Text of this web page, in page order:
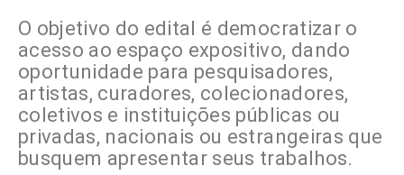
O objetivo do edital é democratizar o
acesso ao espaço expositivo, dando
oportunidade para pesquisadores,
artistas, curadores, colecionadores,
coletivos e instituições públicas ou
privadas, nacionais ou estrangeiras que
busquem apresentar seus trabalhos.